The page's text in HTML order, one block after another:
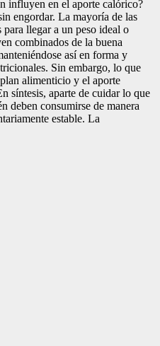
influyen en el aporte calórico?
engordar. La mayoría de las
para llegar a un peso ideal o
combinados de la buena
así en forma y
Sin embargo, lo que
alimenticio y el aporte
síntesis, aparte de cuidar lo que
deben consumirse de manera
estable. La